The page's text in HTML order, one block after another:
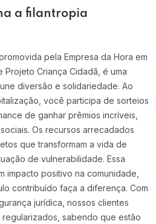
a filantropia
pela Empresa da Hora em
Criança Cidadã, é uma
diversão e solidariedade. Ao
você participa de sorteios
de ganhar prêmios incríveis,
Os recursos arrecadados
que transformam a vida de
de vulnerabilidade. Essa
impacto positivo na comunidade,
contribuído faça a diferença. Com
jurídica, nossos clientes
sabendo que estão